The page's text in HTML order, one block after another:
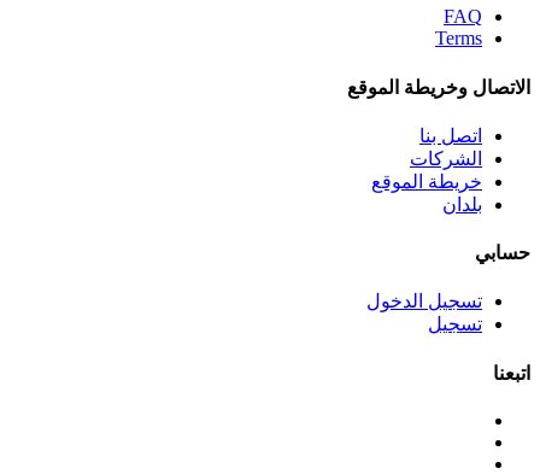
FAQ
Terms
الاتصال وخريطة الموقع
اتصل بنا
الشركات
خريطة الموقع
بلدان
حسابي
تسجيل الدخول
تسجيل
اتبعنا